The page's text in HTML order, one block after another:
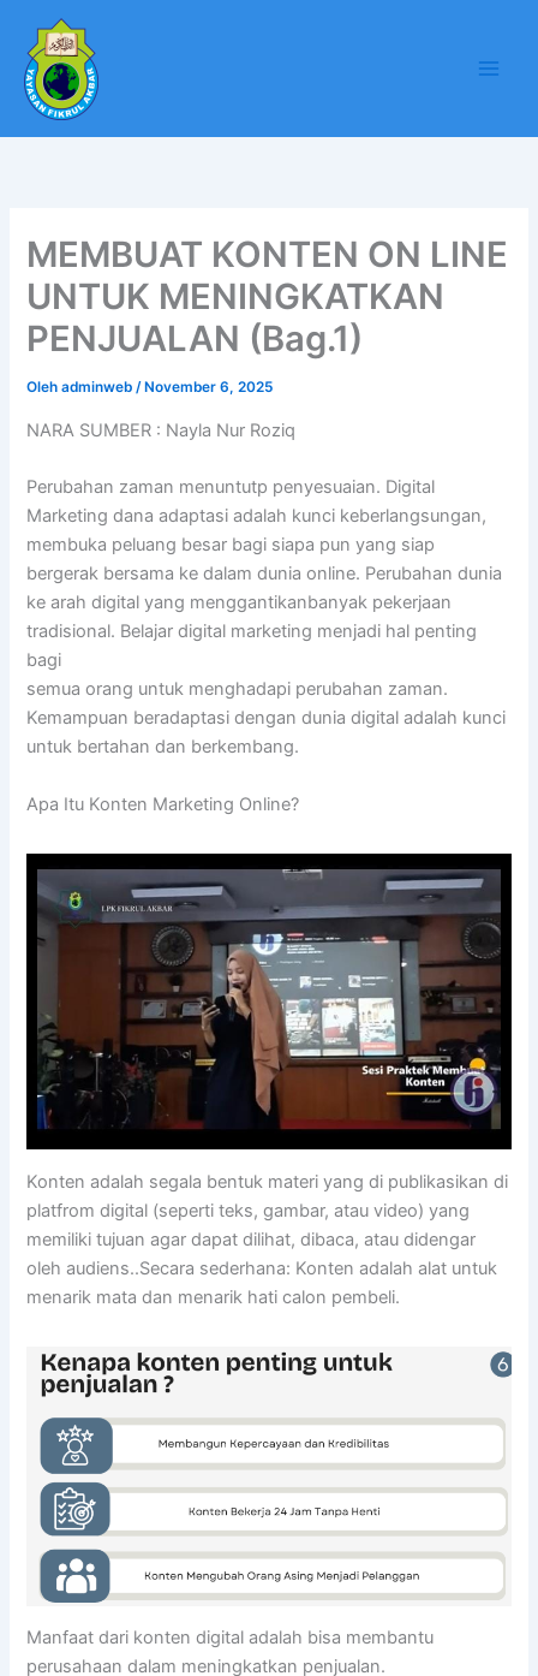
konten
MEMBUAT KONTEN ON LINE
UNTUK MENINGKATKAN
PENJUALAN (Bag.1)
Olehadminweb/ November 6, 2025
NARA SUMBER : Nayla Nur Roziq
Perubahan zaman menuntutp penyesuaian. Digital
Marketing dana adaptasi adalah kunci keberlangsungan,
membuka peluang besar bagi siapa pun yang siap
bergerak bersama ke dalam dunia online. Perubahan dunia
ke arah digital yang menggantikanbanyak pekerjaan
tradisional. Belajar digital marketing menjadi hal penting
bagi
semua orang untuk menghadapi perubahan zaman.
Kemampuan beradaptasi dengan dunia digital adalah kunci
untuk bertahan dan berkembang.
Apa Itu Konten Marketing Online?
Konten adalah segala bentuk materi yang di publikasikan di
platfrom digital (seperti teks, gambar, atau video) yang
memiliki tujuan agar dapat dilihat, dibaca, atau didengar
oleh audiens..Secara sederhana: Konten adalah alat untuk
menarik mata dan menarik hati calon pembeli.
Manfaat dari konten digital adalah bisa membantu
perusahaan dalam meningkatkan penjualan.